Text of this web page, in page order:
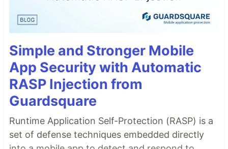
Simple and Stronger Mobile
App Security with Automatic
RASP Injection from
Guardsquare
Runtime Application Self-Protection (RASP) is a
set of defense techniques embedded directly